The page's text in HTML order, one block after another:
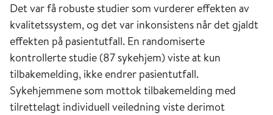
Det var få robuste studier som vurderer effekten av
kvalitetssystem, og det var inkonsistens når det gjaldt
effekten på pasientutfall. En randomiserte
kontrollerte studie (87 sykehjem) viste at kun
tilbakemelding, ikke endrer pasientutfall.
Sykehjemmene som mottok tilbakemelding med
tilrettelagt individuell veiledning viste derimot